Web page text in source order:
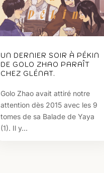
UN DERNIER SOIR À PÉKIN
DE GOLO ZHAO PARAÎT
CHEZ GLÉNAT.
Golo Zhao avait attiré notre
attention dès 2015 avec les 9
tomes de sa Balade de Yaya
(1). Il y...